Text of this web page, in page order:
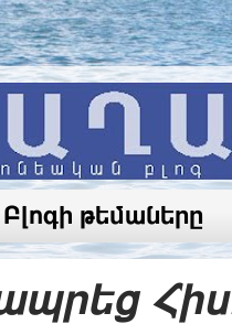
Բլոգի թեմաները